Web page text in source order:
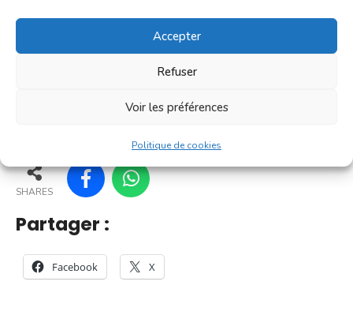
Accepter
Refuser
Voir les préférences
Politique de cookies
C'est un [...]
En savoir plus
SHARES
Partager :
Facebook X